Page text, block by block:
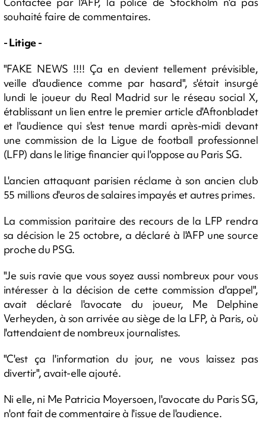
souhaité faire de commentaires.
- Litige -
"FAKE NEWS !!!! Ça en devient tellement prévisible,
veille d'audience comme par hasard", s'était insurgé
lundi le joueur du Real Madrid sur le réseau social X,
établissant un lien entre le premier article d'Aftonbladet
et l'audience qui s'est tenue mardi après-midi devant
une commission de la Ligue de football professionnel
(LFP) dans le litige financier qui l'oppose au Paris SG.
L'ancien attaquant parisien réclame à son ancien club
55 millions d'euros de salaires impayés et autres primes.
La commission paritaire des recours de la LFP rendra
sa décision le 25 octobre, a déclaré à l'AFP une source
proche du PSG.
"Je suis ravie que vous soyez aussi nombreux pour vous
intéresser à la décision de cette commission d'appel",
avait déclaré l'avocate du joueur, Me Delphine
Verheyden, à son arrivée au siège de la LFP, à Paris, où
l'attendaient de nombreux journalistes.
"C'est ça l'information du jour, ne vous laissez pas
divertir", avait-elle ajouté.
Ni elle, ni Me Patricia Moyersoen, l'avocate du Paris SG,
n'ont fait de commentaire à l'issue de l'audience.